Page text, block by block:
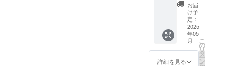
をもた
らすこ
とを
願って
いま
す。
でき
る。 *
五神
カード
VITACE
別セッ
ト】こ
とだま
セラ
ピーガ
今回の
間わず
か30
分！ 忙
しいあ
なた
も、ス
間にサ
には一
粒万倍
日や甲
子＝大
黒さん
の日、
己巳＝
弁財天
¥3,960)
人間関
係の悩
みを解
消！2級
氣質診
断士検
定講座
ト/クラ
ファン
限定】
60干支
ことだ
まカー
ドセッ
ト＋ガ
お届
け予
定：
2025
年05
月
詳細を見る
こ
の
リ
タ
ー
ン